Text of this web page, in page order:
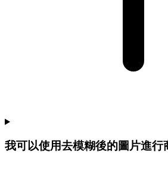
我可以使用去模糊後的圖片進行